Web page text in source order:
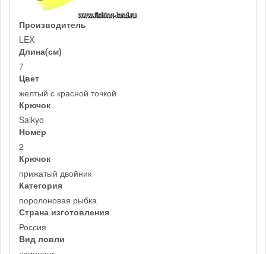
Производитель
LEX
Длина(см)
7
Цвет
желтый с красной точкой
Крючок
Saikyo
Номер
2
Крючок
прижатый двойник
Категория
поролоновая рыбка
Страна изготовления
Россия
Вид ловли